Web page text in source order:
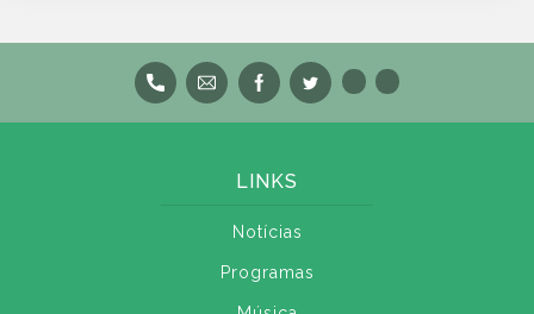
LINKS
Notícias
Programas